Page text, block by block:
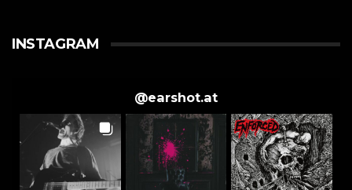
INSTAGRAM
@earshot.at